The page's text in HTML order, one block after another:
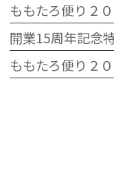
ももたろ便り２
開業15周年記念
ももたろ便り２